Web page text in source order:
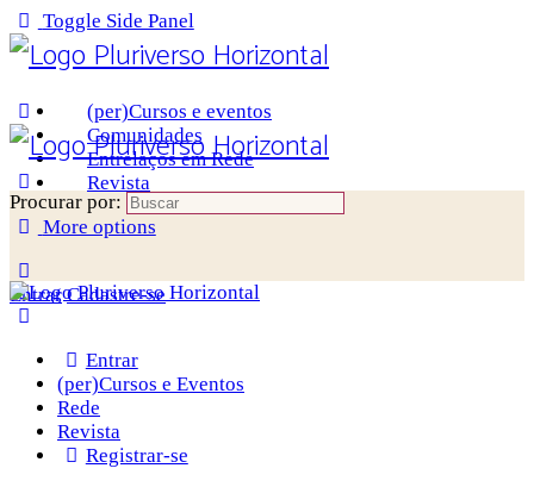
Toggle Side Panel
(per)Cursos e eventos
Comunidades
Entrelaços em Rede
Revista
More options
Entrar Cadastre-se
Procurar por:
Entrar
(per)Cursos e Eventos
Rede
Revista
Registrar-se